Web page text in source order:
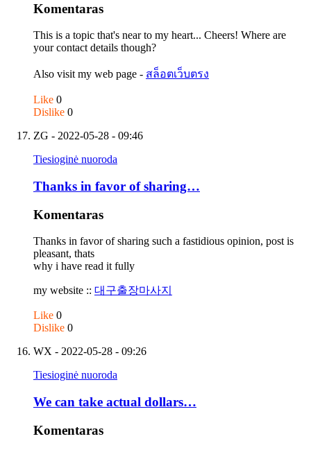
Komentaras
This is a topic that's near to my heart... Cheers! Where are
your contact details though?
Also visit my web page - สล็อตเว็บตรง
Like 0
Dislike 0
ZG - 2022-05-28 - 09:46
Tiesioginė nuoroda
Thanks in favor of sharing…
Komentaras
Thanks in favor of sharing such a fastidious opinion, post is
pleasant, thats
why i have read it fully
my website :: 대구출장마사지
Like 0
Dislike 0
WX - 2022-05-28 - 09:26
Tiesioginė nuoroda
We can take actual dollars…
Komentaras